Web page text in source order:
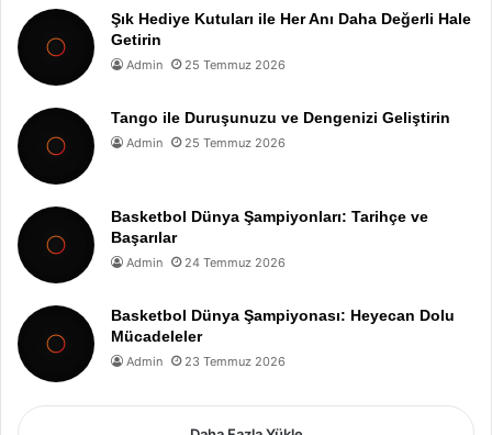
Şık Hediye Kutuları ile Her Anı Daha Değerli Hale
Getirin
Admin 25 Temmuz 2026
Tango ile Duruşunuzu ve Dengenizi Geliştirin
Admin 25 Temmuz 2026
Basketbol Dünya Şampiyonları: Tarihçe ve
Başarılar
Admin 24 Temmuz 2026
Basketbol Dünya Şampiyonası: Heyecan Dolu
Mücadeleler
Admin 23 Temmuz 2026